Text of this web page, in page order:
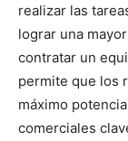
realizar las
lograr una
contratar un
permite que los
máximo
comerciales